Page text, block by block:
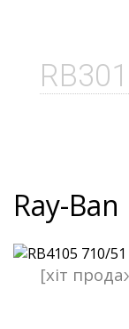
Ray-
[хіт